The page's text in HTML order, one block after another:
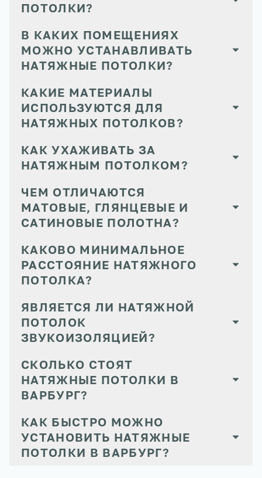
ПОТОЛКИ?
В КАКИХ ПОМЕЩЕНИЯХ
МОЖНО УСТАНАВЛИВАТЬ
НАТЯЖНЫЕ ПОТОЛКИ?
КАКИЕ МАТЕРИАЛЫ
ИСПОЛЬЗУЮТСЯ ДЛЯ
НАТЯЖНЫХ ПОТОЛКОВ?
КАК УХАЖИВАТЬ ЗА
НАТЯЖНЫМ ПОТОЛКОМ?
ЧЕМ ОТЛИЧАЮТСЯ
МАТОВЫЕ, ГЛЯНЦЕВЫЕ И
САТИНОВЫЕ ПОЛОТНА?
КАКОВО МИНИМАЛЬНОЕ
РАССТОЯНИЕ НАТЯЖНОГО
ПОТОЛКА?
ЯВЛЯЕТСЯ ЛИ НАТЯЖНОЙ
ПОТОЛОК
ЗВУКОИЗОЛЯЦИЕЙ?
СКОЛЬКО СТОЯТ
НАТЯЖНЫЕ ПОТОЛКИ В
ВАРБУРГ?
КАК БЫСТРО МОЖНО
УСТАНОВИТЬ НАТЯЖНЫЕ
ПОТОЛКИ В ВАРБУРГ?